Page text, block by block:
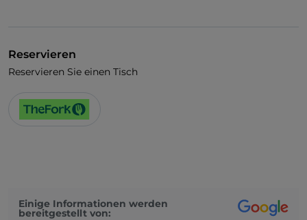
Reservieren
Reservieren Sie einen Tisch
Einige Informationen werden
bereitgestellt von: